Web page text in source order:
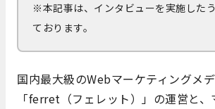
※本記事は、インタビューを実施した
ております。
国内最大級のWebマーケティングメ
「ferret（フェレット）」の運営と